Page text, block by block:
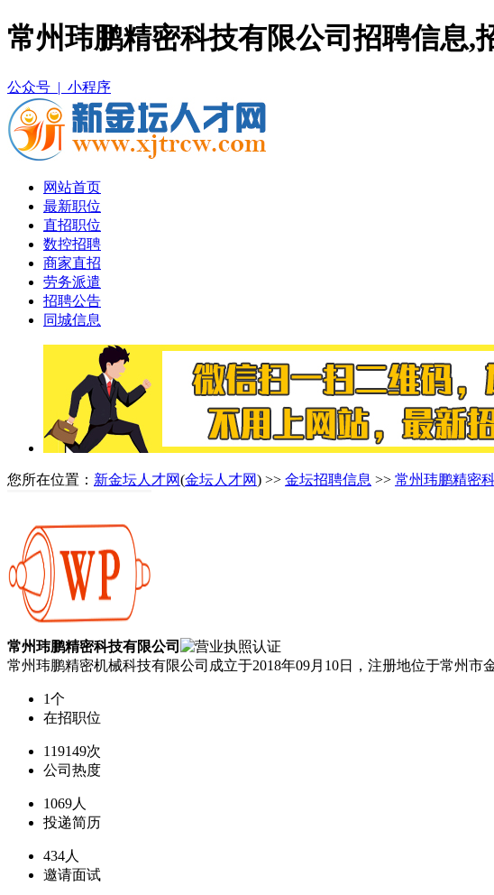
常州玮鹏精密科技有限公司招聘信息,
公众号 | 小程序
网站首页
最新职位
直招职位
数控招聘
商家直招
劳务派遣
招聘公告
同城信息
您所在位置： 新金坛人才网(金坛人才网) >> 金坛招聘信息 >> 常州玮鹏精密
常州玮鹏精密科技有限公司
常州玮鹏精密机械科技有限公司成立于2018年09月10日，注册地位于常州
1个
在招职位
119149次
公司热度
1069人
投递简历
434人
邀请面试